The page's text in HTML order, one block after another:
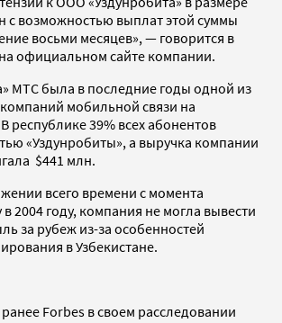
с возможностью выплат этой суммы
восьми месяцев», — говорится в
официальном сайте компании.
МТС была в последние годы одной из
мобильной связи на
республике 39% всех абонентов
«Уздунробиты», а выручка компании
$441 млн.
всего времени с момента
в 2004 году, компания не могла вывести
за рубеж из-за особенностей
в Узбекистане.
Forbes в своем расследовании